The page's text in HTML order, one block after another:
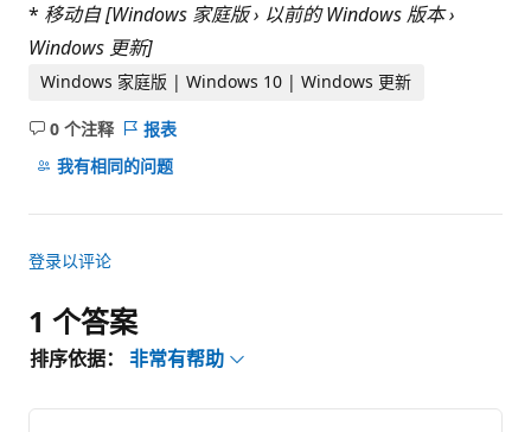
* 移动自 [Windows 家庭版 › 以前的 Windows 版本 ›
Windows 更新]
Windows 家庭版 | Windows 10 | Windows 更新
0 个注释
无
注
报表
我有相同的问题
登录以评论
1 个答案
排序依据： 非常有帮助